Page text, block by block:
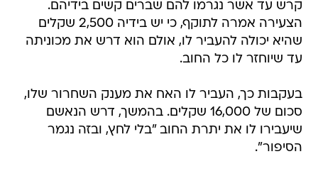
קרש עד אשר נגרמו להם שברים קשים בידיהם.
הצעירה אמרה לתוקף, כי יש בידיה 2,500 שקלים
שהיא יכולה להעביר לו, אולם הוא דרש את מכוניתה
עד שיוחזר לו כל החוב.
בעקבות כך, העביר לו האח את מענק השחרור שלו,
סכום של 16,000 שקלים. בהמשך, דרש הנאשם
שיעבירו לו את יתרת החוב "בלי לחץ, ובזה נגמר
הסיפור".